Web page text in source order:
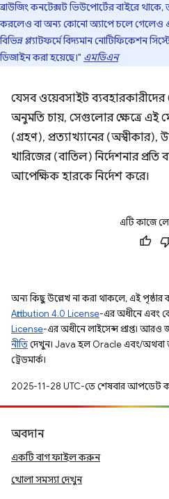
ব্রাউজিং কনটেক্সট ভিউপোর্টের বাইরে থাকে,
করলেও বা অন্য কোনো অ্যাপে চলে গেলেও
বিভিন্ন প্ল্যাটফর্মে বিদ্যমান নোটিফিকেশন
ডিজাইন করা হয়েছে।" এমডিএন
যেসব ওয়েবসাইট
অনুমতি চায়, সেগুলোর ক্ষেত্রে এই
(গ্রহণ), প্রত্যাখ্যানের (অস্বীকার),
খারিজের (বাতিল) নির্দেশনার প্রতি
আপেক্ষিক হারকে নির্দেশ করে।
এটি কাজে
অন্য কিছু উল্লেখ না করা থাকলে, এই পৃষ্ঠার
Attribution 4.0 License-এর অধীনে এবং
License-এর অধীনে লাইসেন্স প্রাপ্ত। আরও
নীতিদেখুন। Java হল Oracle এবং/অথবা
ট্রেডমার্ক।
2025-11-28 UTC-তে শেষবার আপডেট
অবদান
একটি বাগ ফাইল করুন
খোলা সমস্যা দেখুন